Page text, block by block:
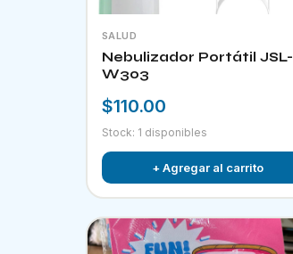
SALUD
Nebulizador Portátil JSL-
W303
$110.00
Stock: 1 disponibles
+ Agregar al carrito